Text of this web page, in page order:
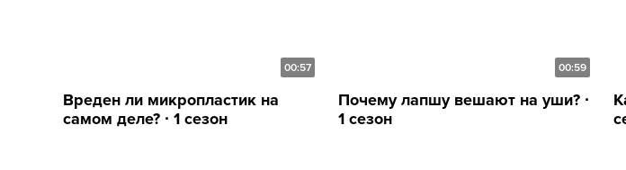
00:57
Вреден ли микропластик на
самом деле? ∙ 1 сезон
00:59
Почему лапшу вешают на уши? ∙
1 сезон